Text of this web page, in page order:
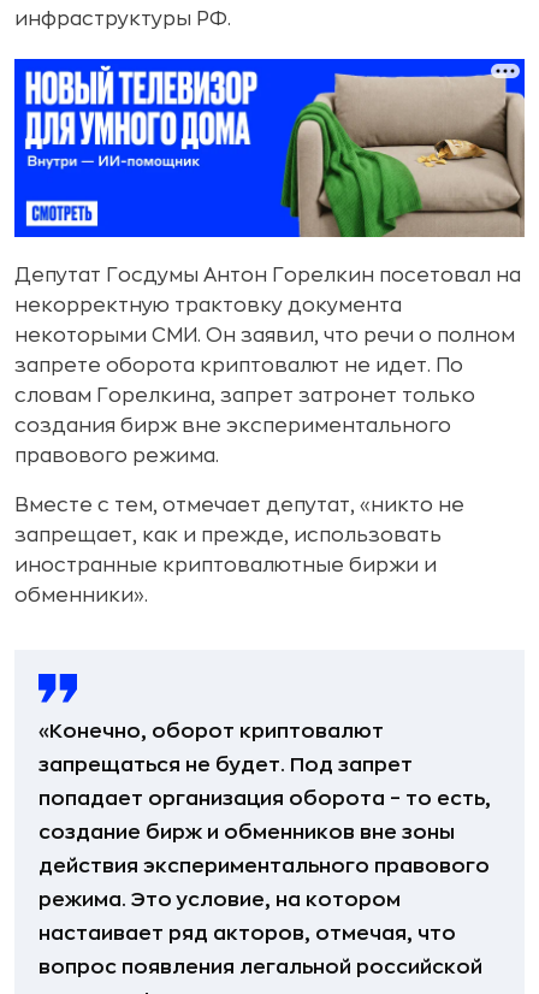
инфраструктуры РФ.
Депутат Госдумы Антон Горелкин посетовал на
некорректную трактовку документа
некоторыми СМИ. Он заявил, что речи о полном
запрете оборота криптовалют не идет. По
словам Горелкина, запрет затронет только
создания бирж вне экспериментального
правового режима.
Вместе с тем, отмечает депутат, «никто не
запрещает, как и прежде, использовать
иностранные криптовалютные биржи и
обменники».
«Конечно, оборот криптовалют
запрещаться не будет. Под запрет
попадает организация оборота – то есть,
создание бирж и обменников вне зоны
действия экспериментального правового
режима. Это условие, на котором
настаивает ряд акторов, отмечая, что
вопрос появления легальной российской